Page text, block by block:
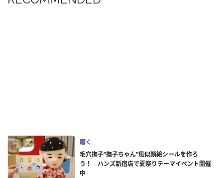
磨く
毛穴撫子“撫子ちゃん”風似顔絵シールを作ろ
う！ ハンズ新宿店で夏祭りテーマイベント開催
中